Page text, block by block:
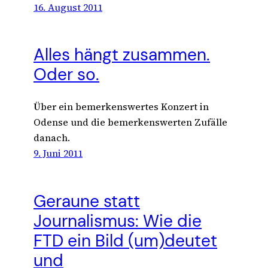
16. August 2011
Alles hängt zusammen.
Oder so.
Über ein bemerkenswertes Konzert in
Odense und die bemerkenswerten Zufälle
danach.
9. Juni 2011
Geraune statt
Journalismus: Wie die
FTD ein Bild (um)deutet
und